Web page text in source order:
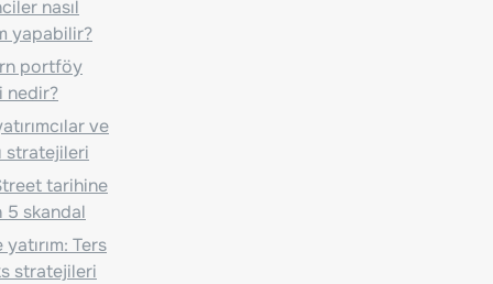
nasıl
yapabilir?
portföy
nedir?
ve
stratejileri
tarihine
5 skandal
Ters
stratejileri